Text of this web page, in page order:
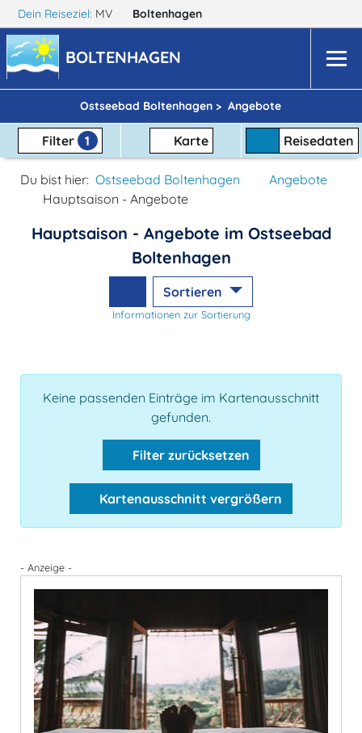
Dein Reiseziel: MV Boltenhagen
BOLTENHAGEN
Ostseebad Boltenhagen > Angebote
Filter 1 Karte Reisedaten
Du bist hier: Ostseebad Boltenhagen
Angebote
Hauptsaison - Angebote
Hauptsaison - Angebote im Ostseebad
Boltenhagen
Sortieren
Informationen zur Sortierung
Keine passenden Einträge im Kartenausschnitt
gefunden.
Filter zurücksetzen
Kartenausschnitt vergrößern
- Anzeige -